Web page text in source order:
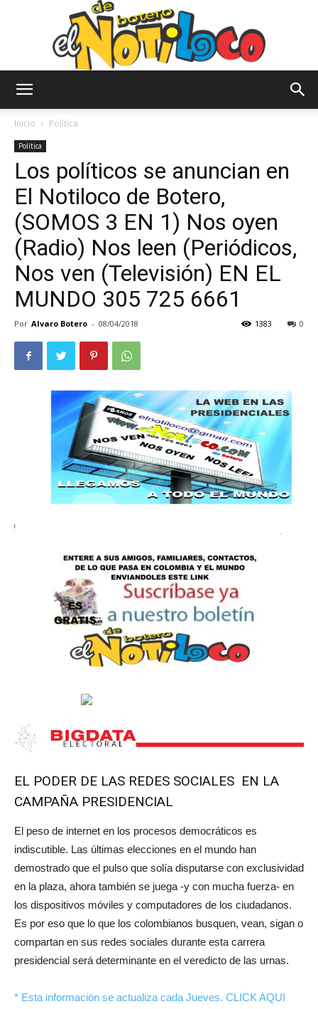
Notiloco
de
Botero
Inicio Política
Política
Los políticos se anuncian en
El Notiloco de Botero,
(SOMOS 3 EN 1) Nos oyen
(Radio) Nos leen (Periódicos,
Nos ven (Televisión) EN EL
MUNDO 305 725 6661
Por Alvaro Botero - 08/04/2018 0
1383
EL PODER DE LAS REDES SOCIALES EN LA
CAMPAÑA PRESIDENCIAL
El peso de internet en los procesos democráticos es
indiscutible. Las últimas elecciones en el mundo han
demostrado que el pulso que solía disputarse con exclusividad
en la plaza, ahora también se juega -y con mucha fuerza- en
los dispositivos móviles y computadores de los ciudadanos.
Es por eso que lo que los colombianos busquen, vean, sigan o
compartan en sus redes sociales durante esta carrera
presidencial será determinante en el veredicto de las urnas.
* Esta información se actualiza cada Jueves. CLICK AQUI